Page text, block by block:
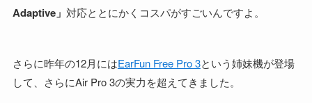
Adaptive」 対応ととにかくコスパがすごいんですよ。
さらに昨年の12月にはEarFun Free Pro 3という姉妹機が登場
して、さらにAir Pro 3の実力を超えてきました。